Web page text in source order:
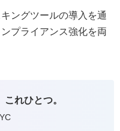
ングツールの導入を通
プライアンス強化を両
これひとつ。